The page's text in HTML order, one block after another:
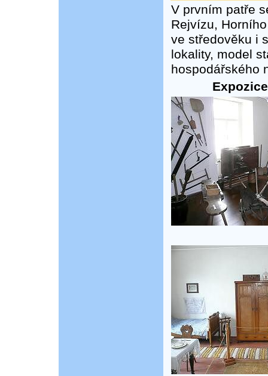
V prvním patře
Rejvízu,
ve středověku i
lokality, model
hospodářského